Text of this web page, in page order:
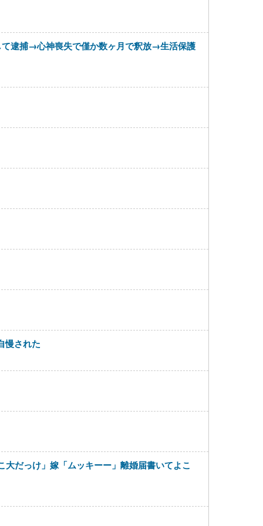
逮捕→心神喪失で僅か数ヶ月で釈放→生活保護
慢された
だっけ」嫁「ムッキーー」離婚届書いてよこ